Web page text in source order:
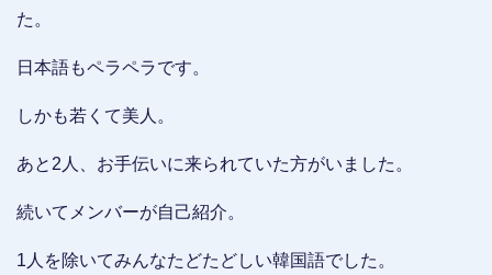
た。
日本語もペラペラです。
しかも若くて美人。
あと2人、お手伝いに来られていた方がいました。
続いてメンバーが自己紹介。
1人を除いてみんなたどたどしい韓国語でした。